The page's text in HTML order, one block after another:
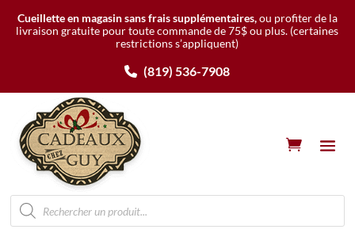
Cueillette en magasin sans frais supplémentaires,ou profiter de la
livraison gratuite pour toute commande de 75$ ou plus. (certaines
restrictions s’appliquent)
(819) 536-7908
Recherche
de
produits